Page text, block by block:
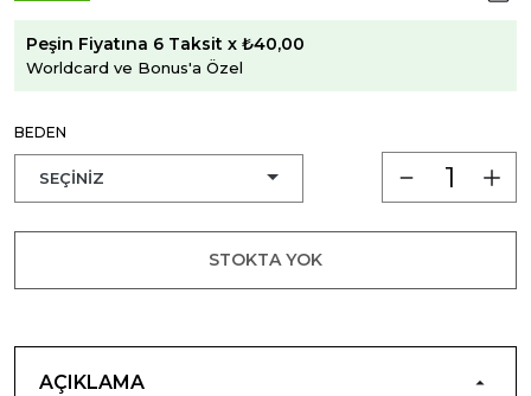
Peşin Fiyatına 6 Taksit x ₺40,00
Worldcard ve Bonus'a Özel
BEDEN
STOKTA YOK
AÇIKLAMA